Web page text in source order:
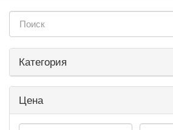
Категория
Цена